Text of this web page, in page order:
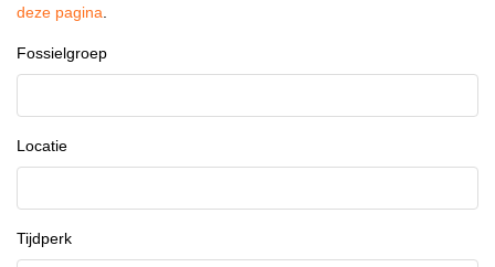
deze pagina.
Fossielgroep
Locatie
Tijdperk